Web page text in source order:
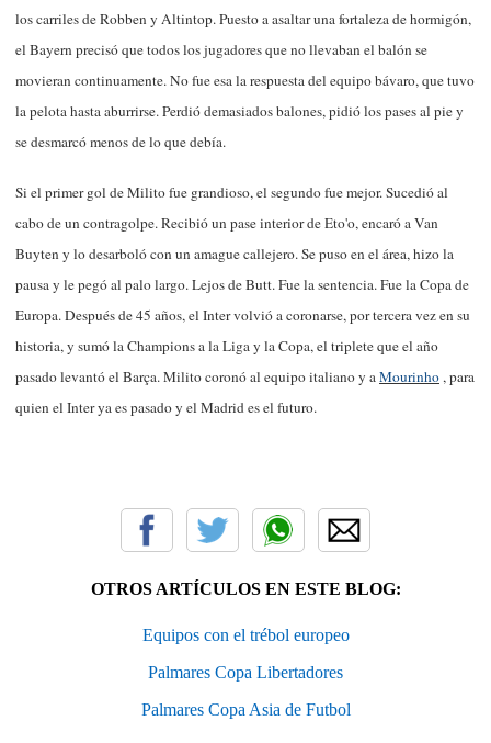
los carriles de Robben y Altintop. Puesto a asaltar una fortaleza de hormigón,
el Bayern precisó que todos los jugadores que no llevaban el balón se
movieran continuamente. No fue esa la respuesta del equipo bávaro, que tuvo
la pelota hasta aburrirse. Perdió demasiados balones, pidió los pases al pie y
se desmarcó menos de lo que debía.
Si el primer gol de Milito fue grandioso, el segundo fue mejor. Sucedió al
cabo de un contragolpe. Recibió un pase interior de Eto'o, encaró a Van
Buyten y lo desarboló con un amague callejero. Se puso en el área, hizo la
pausa y le pegó al palo largo. Lejos de Butt. Fue la sentencia. Fue la Copa de
Europa. Después de 45 años, el Inter volvió a coronarse, por tercera vez en su
historia, y sumó la Champions a la Liga y la Copa, el triplete que el año
pasado levantó el Barça. Milito coronó al equipo italiano y aMourinho, para
quien el Inter ya es pasado y el Madrid es el futuro.
OTROS ARTÍCULOS EN ESTE BLOG:
Equipos con el trébol europeo
Palmares Copa Libertadores
Palmares Copa Asia de Futbol